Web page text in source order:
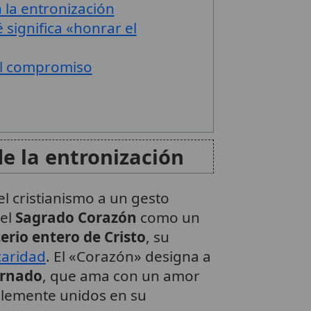
la entronización
significa «honrar el
compromiso
la entronización
cristianismo a un gesto
Sagrado Corazón como un
entero de Cristo, su
. El «Corazón» designa a
, que ama con un amor
unidos en su